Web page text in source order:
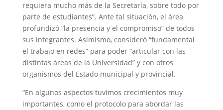
requiera mucho más de la Secretaría, sobre todo por
parte de estudiantes”. Ante tal situación, el área
profundizó “la presencia y el compromiso” de todos
sus integrantes. Asimismo, consideró “fundamental
el trabajo en redes” para poder “articular con las
distintas áreas de la Universidad” y con otros
organismos del Estado municipal y provincial.
“En algunos aspectos tuvimos crecimientos muy
importantes, como el protocolo para abordar las